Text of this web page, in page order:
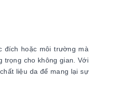
đích hoặc môi trường mà
trọng cho không gian. Với
liệu da để mang lại sự